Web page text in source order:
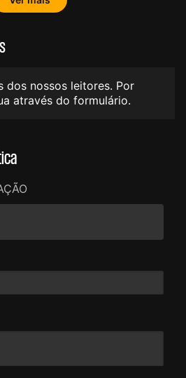
dos nossos leitores. Por
através do formulário.